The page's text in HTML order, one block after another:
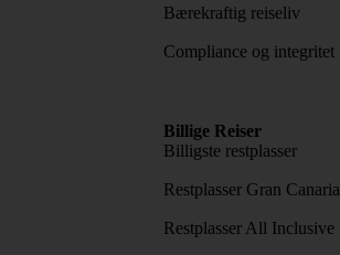
Bærekraftig reiseliv
Compliance og integritet
Billige Reiser
Billigste restplasser
Restplasser Gran Canaria
Restplasser All Inclusive